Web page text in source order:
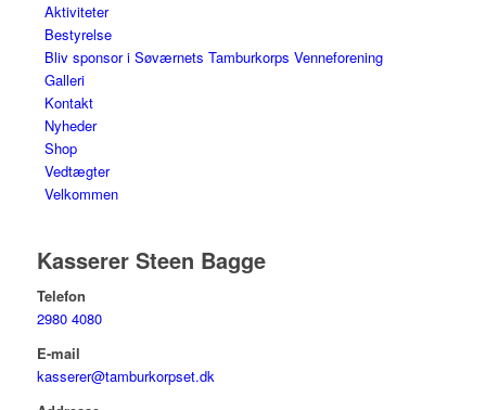
Aktiviteter
Bestyrelse
Bliv sponsor i Søværnets Tamburkorps Venneforening
Galleri
Kontakt
Nyheder
Shop
Vedtægter
Velkommen
Kasserer Steen Bagge
Telefon
2980 4080
E-mail
kasserer@tamburkorpset.dk